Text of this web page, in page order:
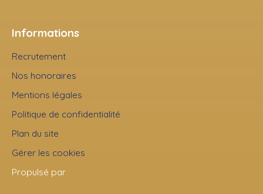
Informations
Recrutement
Nos honoraires
Mentions légales
Politique de confidentialité
Plan du site
Gérer les cookies
Propulsé par